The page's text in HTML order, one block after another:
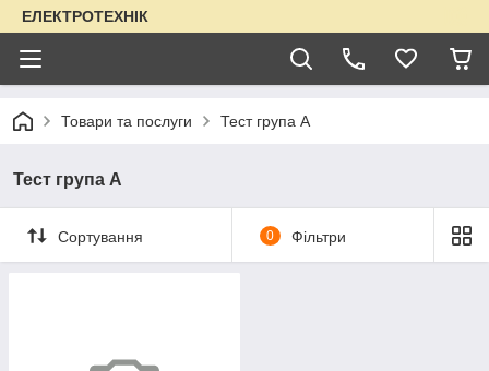
ЕЛЕКТРОТЕХНІК
Товари та послуги Тест група A
Тест група A
Сортування 0 Фільтри